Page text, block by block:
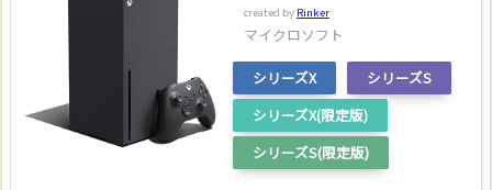
created by Rinker
マイクロソフト
シリーズX
シリーズS
シリーズX(限定版)
シリーズS(限定版)